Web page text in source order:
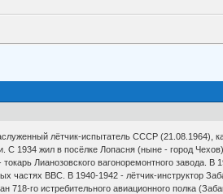
лётчик-испытатель СССР (21.08.1964),
1934 жил в посёлке Лопасня (ныне - город
Лианозовского вагоноремонтного завода.
ВВС. В 1940-1942 - лётчик-инструктор
718-го истребительного авиационного полка